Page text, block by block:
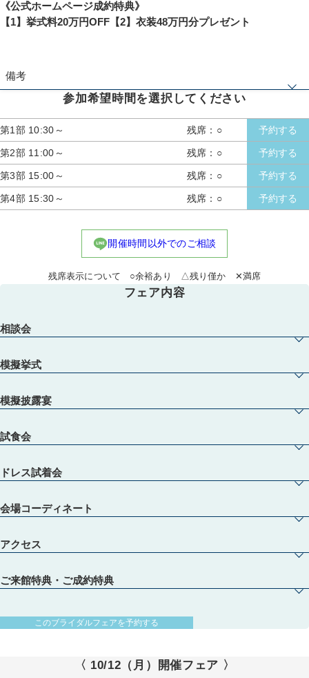
《公式ホームページ成約特典》
【1】挙式料20万円OFF【2】衣装48万円分プレゼント
備考
※《成約特典》人数・日程で適用制限有。その他、特典プラン併用不可
参加希望時間を選択してください
第1部 10:30～ 残席：○ 予約する
第2部 11:00～ 残席：○ 予約する
第3部 15:00～ 残席：○ 予約する
第4部 15:30～ 残席：○ 予約する
開催時間以外でのご相談
残席表示について ○余裕あり △残り僅か ✕満席
フェア内容
相談会
【初めての見学・列席経験０でも安心♪】スタイルグループのプロスタッフが安心
のフルサポート！おふたりにあった結婚式をご提案します。中でも、シャンデリア
模擬挙式
【圧巻の絶景！天空チャペル】地上101ｍの天空のチャペルでの、挙式入場を体験♪
模擬披露宴
設・バリアフリー・101Mの絶景を体感できる当館。設備面も、景色や料理の演出
試食会
ドレス試着会
会場コーディネート
アクセス
ご来館特典・ご成約特典
このブライダルフェアを予約する
〈 10/12（月）開催フェア 〉